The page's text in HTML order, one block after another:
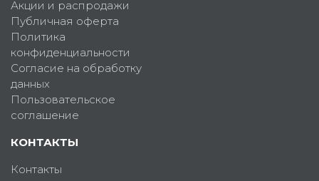
Акции и распродажи
Публичная оферта
Политика
конфиденциальности
Согласие на обработку
данных
Пользовательское
соглашение
КОНТАКТЫ
Контакты